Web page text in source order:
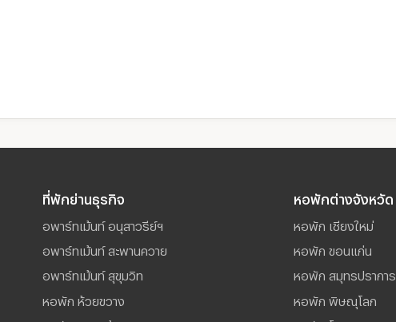
ที่พักย่านธุรกิจ
อพาร์ทเม้นท์ อนุสาวรีย์ฯ
อพาร์ทเม้นท์ สะพานควาย
อพาร์ทเม้นท์ สุขุมวิท
หอพัก ห้วยขวาง
หอพักต่างจังหวัด
หอพัก เชียงใหม่
หอพัก ขอนแก่น
หอพัก สมุทรปราการ
หอพัก พิษณุโลก